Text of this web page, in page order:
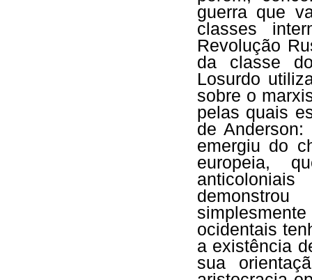
guerra que
classes
Revolução
da classe
Losurdo
sobre o
pelas quais
de
emergiu do
europeia,
ocidentais
a existência
sua